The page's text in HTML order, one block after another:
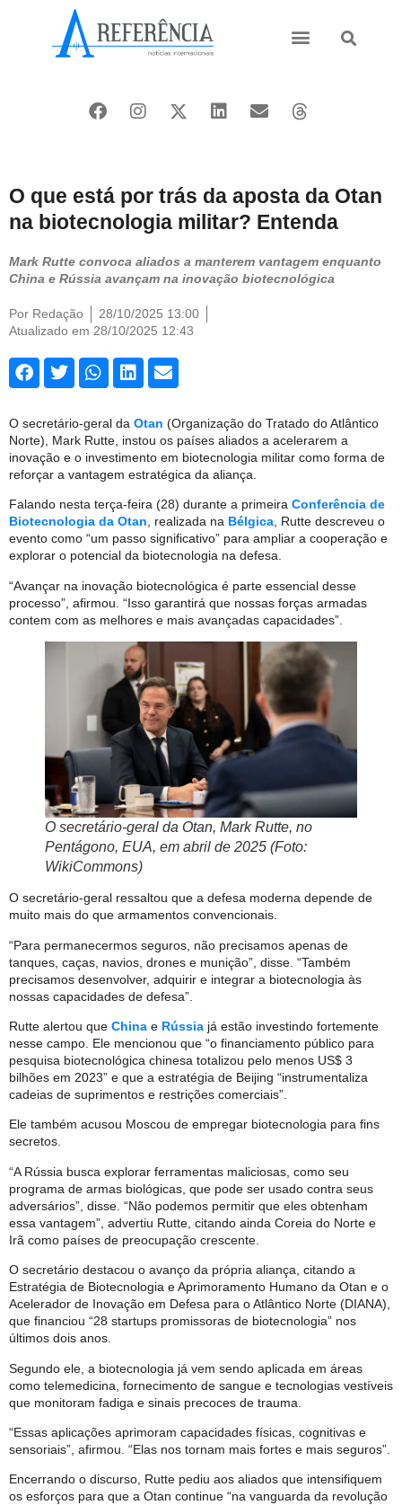
O que está por trás da aposta da Otan
na biotecnologia militar? Entenda
Mark Rutte convoca aliados a manterem vantagem enquanto
China e Rússia avançam na inovação biotecnológica
Por Redação
28/10/2025 13:00
Atualizado em 28/10/2025 12:43
O secretário-geral da Otan (Organização do Tratado do Atlântico
Norte), Mark Rutte, instou os países aliados a acelerarem a
inovação e o investimento em biotecnologia militar como forma de
reforçar a vantagem estratégica da aliança.
Falando nesta terça-feira (28) durante a primeira Conferência de
Biotecnologia da Otan, realizada na Bélgica, Rutte descreveu o
evento como “um passo significativo” para ampliar a cooperação e
explorar o potencial da biotecnologia na defesa.
“Avançar na inovação biotecnológica é parte essencial desse
processo”, afirmou. “Isso garantirá que nossas forças armadas
contem com as melhores e mais avançadas capacidades”.
O secretário-geral da Otan, Mark Rutte, no
Pentágono, EUA, em abril de 2025 (Foto:
WikiCommons)
O secretário-geral ressaltou que a defesa moderna depende de
muito mais do que armamentos convencionais.
“Para permanecermos seguros, não precisamos apenas de
tanques, caças, navios, drones e munição”, disse. “Também
precisamos desenvolver, adquirir e integrar a biotecnologia às
nossas capacidades de defesa”.
Rutte alertou que China e Rússia já estão investindo fortemente
nesse campo. Ele mencionou que “o financiamento público para
pesquisa biotecnológica chinesa totalizou pelo menos US$ 3
bilhões em 2023” e que a estratégia de Beijing “instrumentaliza
cadeias de suprimentos e restrições comerciais”.
Ele também acusou Moscou de empregar biotecnologia para fins
secretos.
“A Rússia busca explorar ferramentas maliciosas, como seu
programa de armas biológicas, que pode ser usado contra seus
adversários”, disse. “Não podemos permitir que eles obtenham
essa vantagem”, advertiu Rutte, citando ainda Coreia do Norte e
Irã como países de preocupação crescente.
O secretário destacou o avanço da própria aliança, citando a
Estratégia de Biotecnologia e Aprimoramento Humano da Otan e o
Acelerador de Inovação em Defesa para o Atlântico Norte (DIANA),
que financiou “28 startups promissoras de biotecnologia” nos
últimos dois anos.
Segundo ele, a biotecnologia já vem sendo aplicada em áreas
como telemedicina, fornecimento de sangue e tecnologias vestíveis
que monitoram fadiga e sinais precoces de trauma.
“Essas aplicações aprimoram capacidades físicas, cognitivas e
sensoriais”, afirmou. “Elas nos tornam mais fortes e mais seguros”.
Encerrando o discurso, Rutte pediu aos aliados que intensifiquem
os esforços para que a Otan continue “na vanguarda da revolução